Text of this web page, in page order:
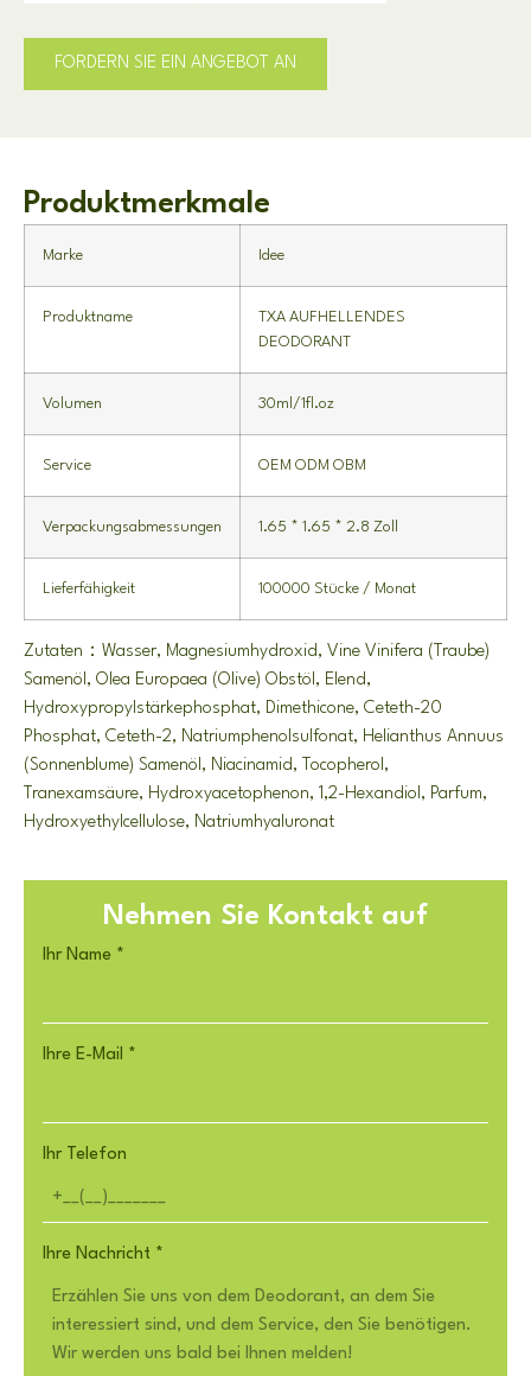
FORDERN SIE EIN ANGEBOT AN
Produktmerkmale
Marke Idee
Produktname
TXA AUFHELLENDES
DEODORANT
Volumen 30ml/1fl.oz
Service OEM ODM OBM
Verpackungsabmessungen 1.65 * 1.65 * 2.8 Zoll
Lieferfähigkeit 100000 Stücke / Monat
Zutaten：Wasser, Magnesiumhydroxid, Vine Vinifera (Traube)
Samenöl, Olea Europaea (Olive) Obstöl, Elend,
Hydroxypropylstärkephosphat, Dimethicone, Ceteth-20
Phosphat, Ceteth-2, Natriumphenolsulfonat, Helianthus Annuus
(Sonnenblume) Samenöl, Niacinamid, Tocopherol,
Tranexamsäure, Hydroxyacetophenon, 1,2-Hexandiol, Parfum,
Hydroxyethylcellulose, Natriumhyaluronat
Nehmen Sie Kontakt auf
Ihr Name *
Ihre E-Mail *
Ihr Telefon
Ihre Nachricht *